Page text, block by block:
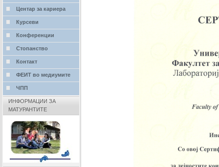
Центар за кариера
Курсеви
Конференции
Стопанство
Контакт
ФЕИТ во медиумите
ЧПП
ИНФОРМАЦИИ ЗА
МАТУРАНТИТЕ